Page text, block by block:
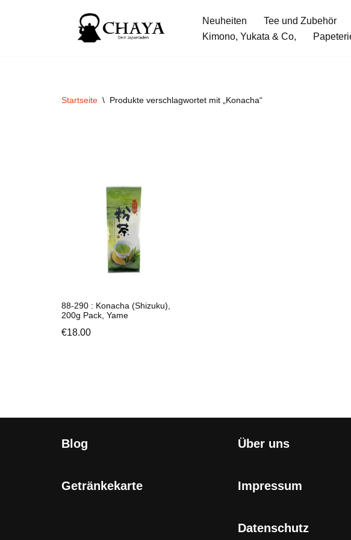
Neuheiten Tee und Zubehör
Kimono, Yukata & Co,
Startseite \ Produkte verschlagwortet mit „Konacha“
88-290 : Konacha (Shizuku),
200g Pack, Yame
€18.00
Blog
Getränkekarte
Über uns
Impressum
Datenschutz